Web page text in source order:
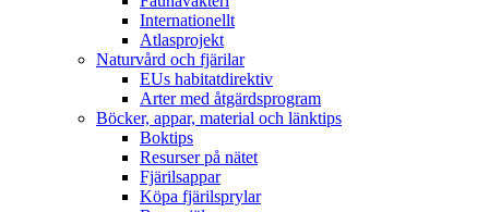
Internationellt
Atlasprojekt
Naturvård och fjärilar
EUs habitatdirektiv
Arter med åtgärdsprogram
Böcker, appar, material och länktips
Boktips
Resurser på nätet
Fjärilsappar
Köpa fjärilsprylar